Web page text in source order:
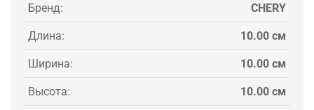
Бренд: CHERY
Длина: 10.00 см
Ширина: 10.00 см
Высота: 10.00 см